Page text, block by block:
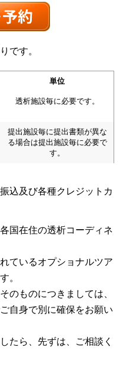
です。
単位
透析施設毎に必要です。
提出施設毎に提出書類が異な
る場合は提出施設毎に必要で
す。
込及び各種クレジットカ
国在住の透析コーディネ
ているオプショナルツア
。
のものにつきましては、
自身で別に確保をお願い
たら、先ずは、ご相談く